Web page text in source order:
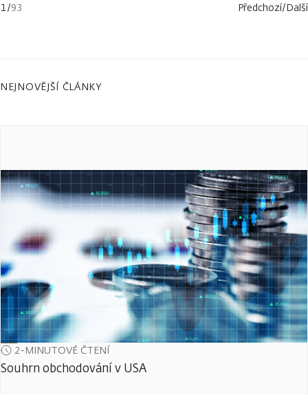
1/93 Předchozí/Další
NEJNOVĚJŠÍ ČLÁNKY
2-MINUTOVÉ ČTENÍ
Souhrn obchodování v USA